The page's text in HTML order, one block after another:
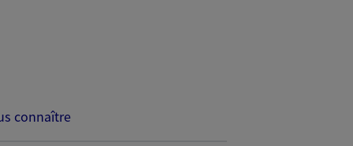
connaître